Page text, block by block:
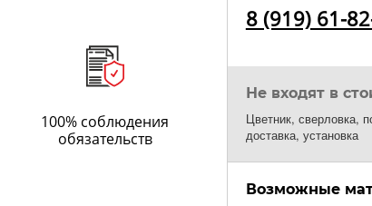
100% соблюдения
обязательств
8 (919) 61-
Не входят в
Цветник, сверловка,
доставка, установка
Возможные